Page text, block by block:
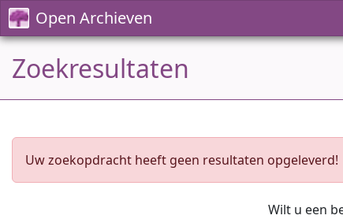
Open Archieven
Zoekresultaten
Uw zoekopdracht heeft geen resultaten opgeleverd!
Wilt u een